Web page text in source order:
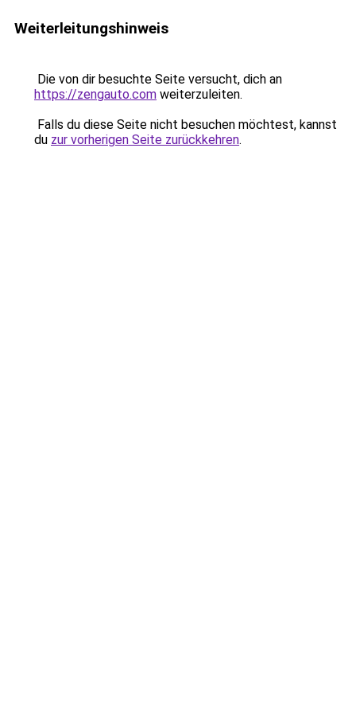
Weiterleitungshinweis
Die von dir besuchte Seite versucht, dich an
https://zengauto.com weiterzuleiten.
Falls du diese Seite nicht besuchen möchtest, kannst
du zur vorherigen Seite zurückkehren.